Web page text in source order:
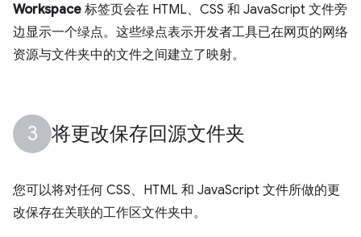
Workspace 标签页会在 HTML、CSS 和 JavaScript 文件旁
边显示一个绿点。这些绿点表示开发者工具已在网页的网络
资源与文件夹中的文件之间建立了映射。
将更改保存回源文件夹
您可以将对任何 CSS、HTML 和 JavaScript 文件所做的更
改保存在关联的工作区文件夹中。